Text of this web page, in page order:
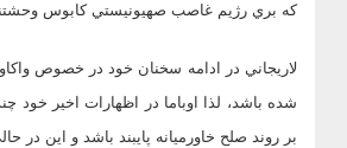
كه بري رژيم غاصب صهيونيستي كابوس
لاريجاني در ادامه سخنان خود در خصوص
شده باشد، لذا اوباما در اظهارات اخير
بر روند صلح خاورميانه‌ پايبند باشد و اين در